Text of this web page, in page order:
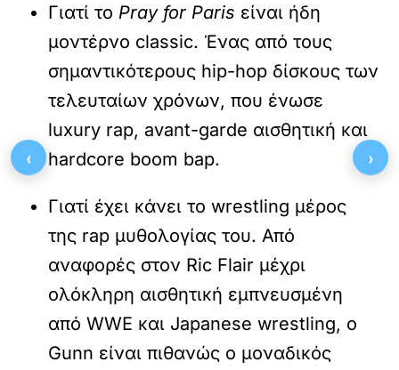
Γιατί το Pray for Paris είναι ήδη
μοντέρνο classic. Ένας από τους
σημαντικότερους hip-hop δίσκους των
τελευταίων χρόνων, που ένωσε
luxury rap, avant-garde αισθητική και
hardcore boom bap.
Γιατί έχει κάνει το wrestling μέρος
της rap μυθολογίας του. Από
αναφορές στον Ric Flair μέχρι
ολόκληρη αισθητική εμπνευσμένη
από WWE και Japanese wrestling, ο
Gunn είναι πιθανώς ο μοναδικός
‹ ›